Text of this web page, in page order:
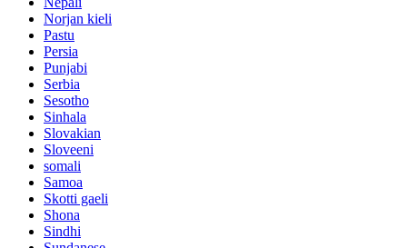
Norjan kieli
Pastu
Persia
Punjabi
Serbia
Sesotho
Sinhala
Slovakian
Sloveeni
somali
Samoa
Skotti gaeli
Shona
Sindhi